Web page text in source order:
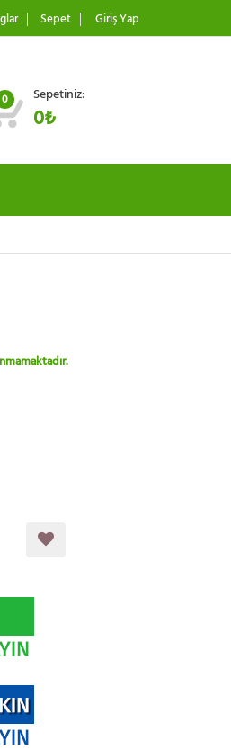
Sepet Giriş Yap
0 Sepetiniz:
0₺